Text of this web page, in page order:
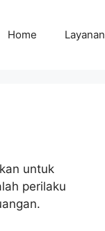
Home Layanan
untuk
perilaku